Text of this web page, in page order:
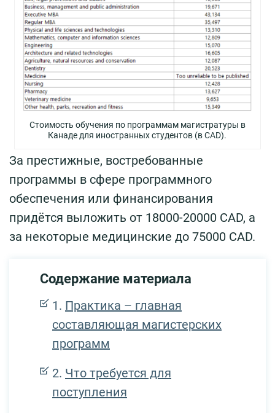
Стоимость обучения по программам магистратуры в
Канаде для иностранных студентов (в CAD).
За престижные, востребованные
программы в сфере программного
обеспечения или финансирования
придётся выложить от 18000-20000 CAD, а
за некоторые медицинские до 75000 CAD.
Содержание материала
Практика – главная
составляющая магистерских
программ
Что требуется для
поступления